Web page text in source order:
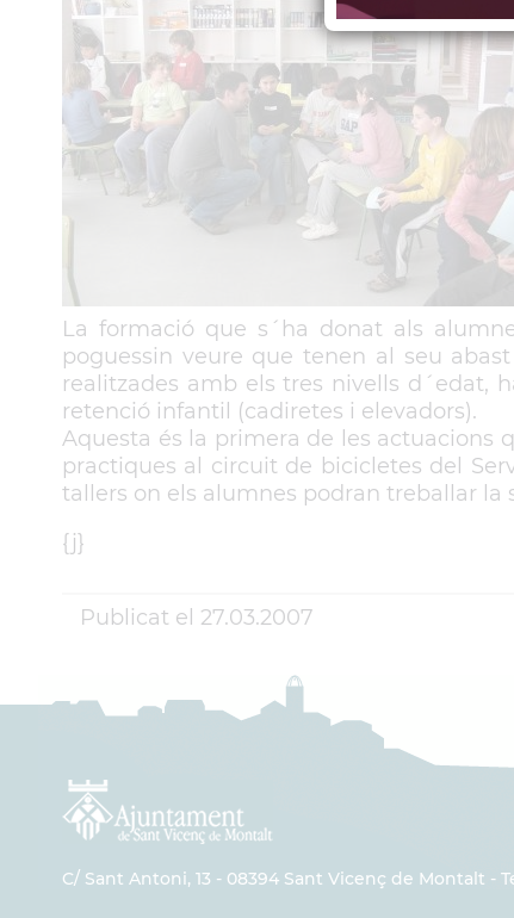
La formació que s´ha donat als
poguessin veure que tenen al seu
realitzades amb els tres nivells d´edat,
retenció infantil (cadiretes i elevadors).
Aquesta és la primera de les actuacions
practiques al circuit de bicicletes del
tallers on els alumnes podran treballar la
{j}
Publicat el 27.03.2007
C/ Sant Antoni, 13 - 08394 Sant Vicenç de Montalt -